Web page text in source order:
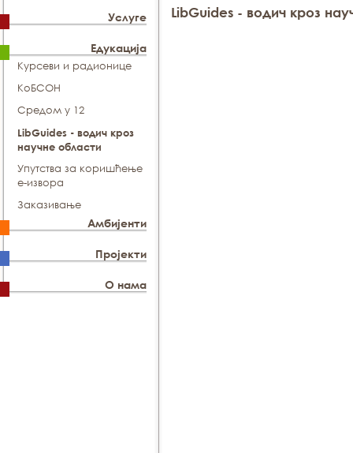
Услуге
Едукација
Курсеви и радионице
КоБСОН
Средом у 12
LibGuides - водич кроз
научне области
Упутства за коришћење
е-извора
Заказивање
Амбијенти
Пројекти
О нама
LibGuides - водич кроз